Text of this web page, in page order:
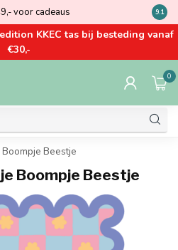
voor cadeaus Kom
9.1
KKEC tas bij besteding vanaf
€30,-
0
Beestje
Boompje Beestje